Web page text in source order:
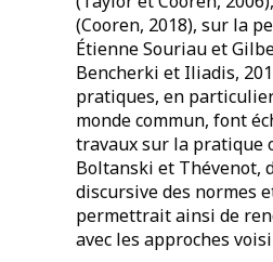
(Cooren, 2018), sur la
Étienne Souriau et
Bencherki et Iliadis,
pratiques, en
monde commun, font
travaux sur la pratique
Boltanski et Thévenot,
discursive des normes
permettrait ainsi de
avec les approches